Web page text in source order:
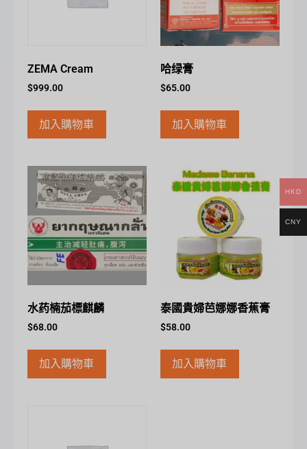
ZEMA Cream
$999.00
加入購物車
哈绿膏
$65.00
加入購物車
水药楠茄標麒麟
$68.00
加入購物車
泰國貴婦芭娜娜香蕉膏
$58.00
加入購物車
HKD
CNY